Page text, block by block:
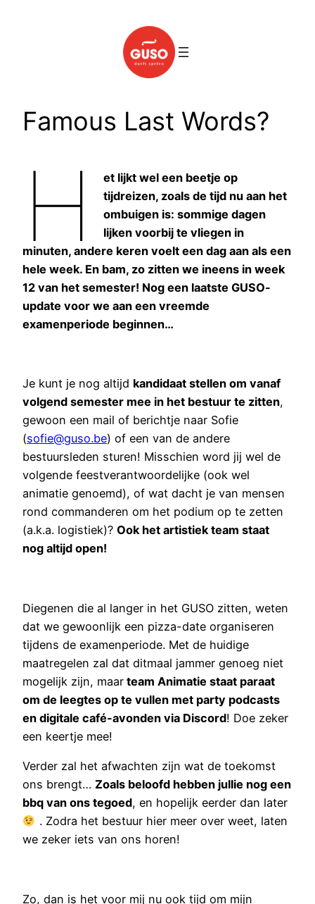
Famous Last Words?
H
et lijkt wel een beetje op
tijdreizen, zoals de tijd nu aan het
ombuigen is: sommige dagen
lijken voorbij te vliegen in
minuten, andere keren voelt een dag aan als een
hele week. En bam, zo zitten we ineens in week
12 van het semester! Nog een laatste GUSO-
update voor we aan een vreemde
examenperiode beginnen…
Je kunt je nog altijd kandidaat stellen om vanaf
volgend semester mee in het bestuur te zitten,
gewoon een mail of berichtje naar Sofie
(sofie@guso.be) of een van de andere
bestuursleden sturen! Misschien word jij wel de
volgende feestverantwoordelijke (ook wel
animatie genoemd), of wat dacht je van mensen
rond commanderen om het podium op te zetten
(a.k.a. logistiek)? Ook het artistiek team staat
nog altijd open!
Diegenen die al langer in het GUSO zitten, weten
dat we gewoonlijk een pizza-date organiseren
tijdens de examenperiode. Met de huidige
maatregelen zal dat ditmaal jammer genoeg niet
mogelijk zijn, maar team Animatie staat paraat
om de leegtes op te vullen met party podcasts
en digitale café-avonden via Discord! Doe zeker
een keertje mee!
Verder zal het afwachten zijn wat de toekomst
ons brengt… Zoals beloofd hebben jullie nog een
bbq van ons tegoed, en hopelijk eerder dan later
. Zodra het bestuur hier meer over weet, laten
we zeker iets van ons horen!
Zo, dan is het voor mij nu ook tijd om mijn